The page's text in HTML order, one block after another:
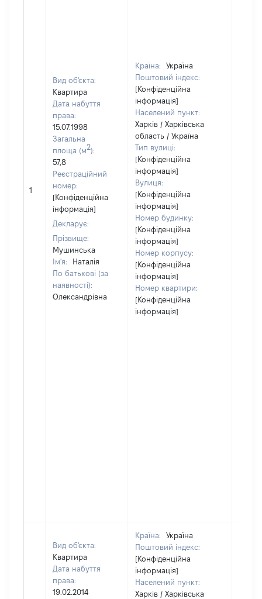
1
Вид об'єкта:
Квартира
Дата набуття
права:
15.07.1998
Загальна
площа (м2):
57,8
Реєстраційний
номер:
[Конфіденційна
інформація]
Декларує:
Прізвище:
Мушинська
Ім'я:
Наталія
По батькові (за
наявності):
Олександрівна
Країна:
Україна
Поштовий індекс:
[Конфіденційна
інформація]
Населений пункт:
Харків / Харківська
область / Україна
Тип вулиці:
[Конфіденційна
інформація]
Вулиця:
[Конфіденційна
інформація]
Номер будинку:
[Конфіденційна
інформація]
Номер корпусу:
[Конфіденційна
інформація]
Номер квартири:
[Конфіденційна
інформація]
Вид об'єкта:
Квартира
Дата набуття
права:
19.02.2014
Країна:
Україна
Поштовий індекс:
[Конфіденційна
інформація]
Населений пункт:
Харків / Харківська